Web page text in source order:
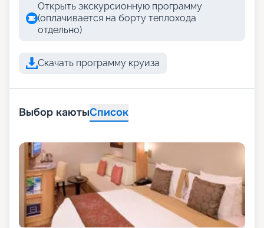
Открыть экскурсионную программу
(оплачивается на борту теплохода
отдельно)
Скачать программу круиза
Выбор каютыСписок